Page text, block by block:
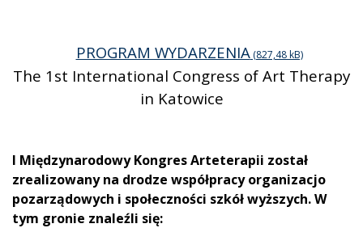
PROGRAM WYDARZENIA
The 1st International Congress of Art Therapy
in Katowice
I Międzynarodowy Kongres Arteterapii został
zrealizowany na drodze współpracy organizacjo
pozarządowych i społeczności szkół wyższych. W
tym gronie znaleźli się: